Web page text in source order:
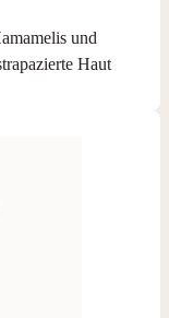
und
Haut